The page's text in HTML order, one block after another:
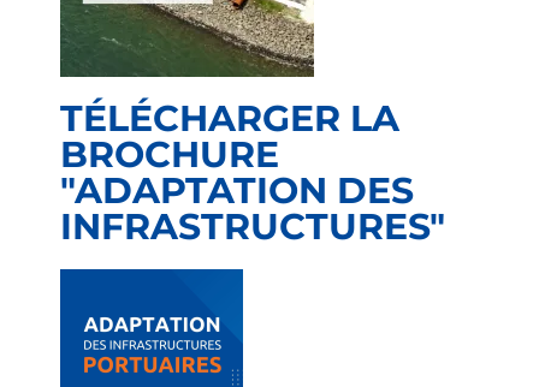
TÉLÉCHARGER LA
BROCHURE
"ADAPTATION DES
INFRASTRUCTURES"